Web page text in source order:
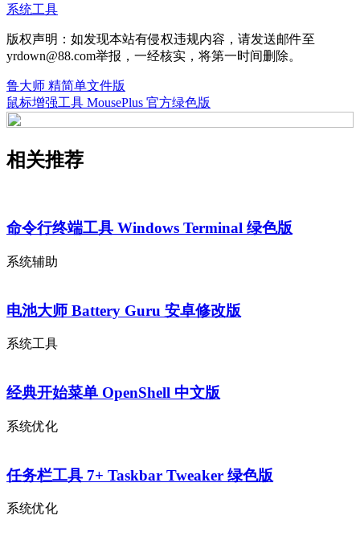
系统工具
版权声明：如发现本站有侵权违规内容，请发送邮件至
yrdown@88.com举报，一经核实，将第一时间删除。
鲁大师 精简单文件版
鼠标增强工具 MousePlus 官方绿色版
相关推荐
命令行终端工具 Windows Terminal 绿色版
系统辅助
电池大师 Battery Guru 安卓修改版
系统工具
经典开始菜单 OpenShell 中文版
系统优化
任务栏工具 7+ Taskbar Tweaker 绿色版
系统优化